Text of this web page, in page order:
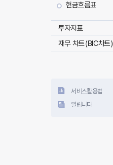
현금흐름표
투자지표
재무 차트(BIC차트)
서비스활용법
알립니다